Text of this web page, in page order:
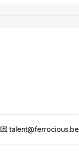
Natural Born Hater 💌 talent@ferrocious.be